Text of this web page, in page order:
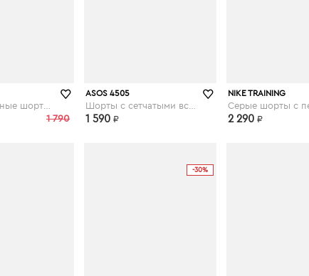
1 790
ASOS 4505
1 590 ₽
asos.com
NIKE TRAINING
2 290 ₽
-30%